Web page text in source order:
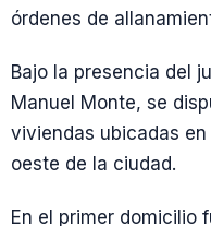
órdenes de
Bajo la presencia del
Manuel Monte, se
viviendas ubicadas
oeste de la ciudad.
En el primer domicilio